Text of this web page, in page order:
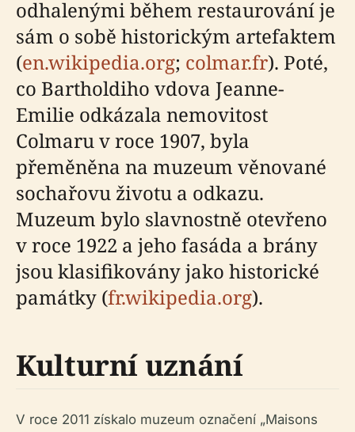
odhalenými během restaurování je
sám o sobě historickým artefaktem
(en.wikipedia.org; colmar.fr). Poté,
co Bartholdiho vdova Jeanne-
Emilie odkázala nemovitost
Colmaru v roce 1907, byla
přeměněna na muzeum věnované
sochařovu životu a odkazu.
Muzeum bylo slavnostně otevřeno
v roce 1922 a jeho fasáda a brány
jsou klasifikovány jako historické
památky (fr.wikipedia.org).
Kulturní uznání
V roce 2011 získalo muzeum označení „Maisons